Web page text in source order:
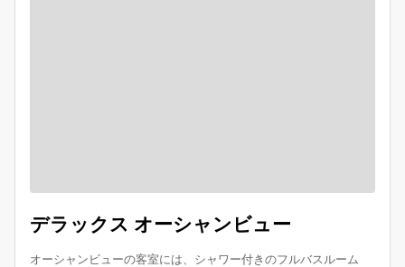
デラックス オーシャンビュー
オーシャンビューの客室には、シャワー付きのフルバスルーム